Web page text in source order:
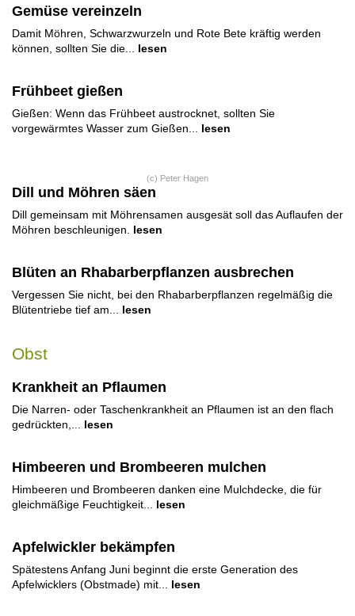
Gemüse vereinzeln
Damit Möhren, Schwarzwurzeln und Rote Bete kräftig werden
können, sollten Sie die...
lesen
Frühbeet gießen
Gießen: Wenn das Frühbeet austrocknet, sollten Sie
vorgewärmtes Wasser zum Gießen...
lesen
(c) Peter Hagen
Dill und Möhren säen
Dill gemeinsam mit Möhrensamen ausgesät soll das Auflaufen der
Möhren beschleunigen.
lesen
Blüten an Rhabarberpflanzen ausbrechen
Vergessen Sie nicht, bei den Rhabarberpflanzen regelmäßig die
Blütentriebe tief am...
lesen
Obst
Krankheit an Pflaumen
Die Narren- oder Taschenkrankheit an Pflaumen ist an den flach
gedrückten,...
lesen
Himbeeren und Brombeeren mulchen
Himbeeren und Brombeeren danken eine Mulchdecke, die für
gleichmäßige Feuchtigkeit...
lesen
Apfelwickler bekämpfen
Spätestens Anfang Juni beginnt die erste Generation des
Apfelwicklers (Obstmade) mit...
lesen